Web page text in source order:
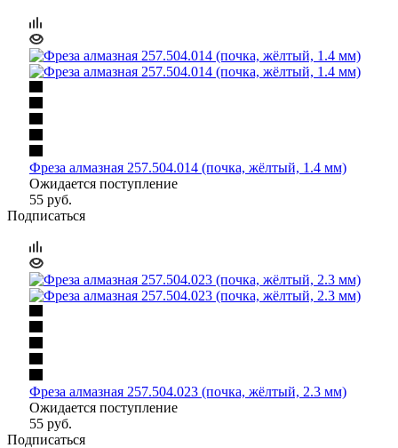
Фреза алмазная 257.504.014 (почка, жёлтый, 1.4 мм)
Ожидается поступление
55 руб.
Подписаться
Фреза алмазная 257.504.023 (почка, жёлтый, 2.3 мм)
Ожидается поступление
55 руб.
Подписаться